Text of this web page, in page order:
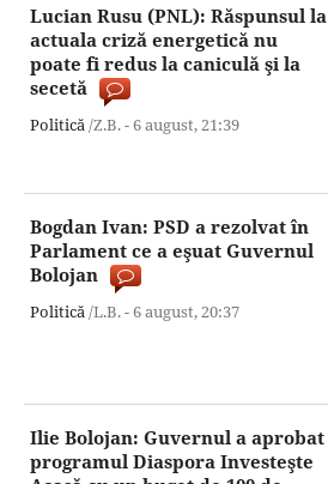
Lucian Rusu (PNL): Răspunsul la
actuala criză energetică nu
poate fi redus la caniculă şi la
secetă
Politică/Z.B. -6 august,21:39
Bogdan Ivan: PSD a rezolvat în
Parlament ce a eşuat Guvernul
Bolojan
Politică/L.B. -6 august,20:37
Ilie Bolojan: Guvernul a aprobat
programul Diaspora Investeşte